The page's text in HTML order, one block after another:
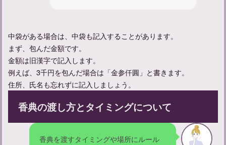
一周忌の服装はカジュアルで大丈夫？マナーと選び方のポイント
中袋がある場合は、中袋も記入することがあります。
まず、包んだ金額です。
金額は旧漢字で記入します。
例えば、3千円を包んだ場合は「金参仟圓」と書きます。
住所、氏名も忘れずに記入しましょう。
香典の渡し方とタイミングについて
香典を渡すタイミングや場所にルール